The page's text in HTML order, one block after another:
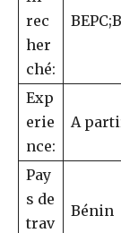
rec
her
ché:
Exp
erie
nce:
A
Pay
s de
trav
Bénin